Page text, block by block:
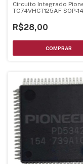
Circuito Integrado
TC74VHCT125AF SOP-14
R$28,00